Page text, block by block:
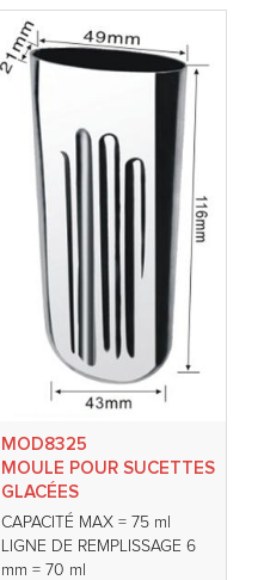
MOD8325
MOULE POUR SUCETTES
GLACÉES
CAPACITÉ MAX = 75 ml
LIGNE DE REMPLISSAGE 6
mm = 70 ml